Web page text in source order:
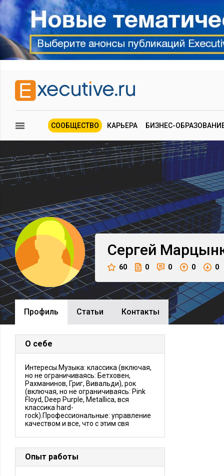
СООБЩЕСТВО КАРЬЕРА БИЗНЕС-
Сергей
60 0 0 0 0
Профиль Cтатьи Контакты
О себе
Интересы.Музыка: классика (включая,
но не ограничиваясь: Бетховен,
Рахманинов, Григ, Вивальди), рок
(включая, но не ограничиваясь: Pink
Floyd, Deep Purple, Metallica, вся
классика hard-
rock).Профессиональные: управление
качеством и все, что с этим свя
Опыт работы